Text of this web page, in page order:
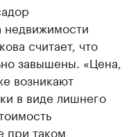
недвижимости
считает, что
завышены. «Цена,
возникают
в виде лишнего
при таком